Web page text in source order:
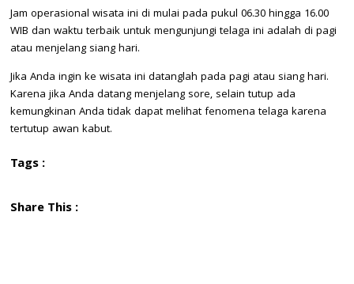
Jam operasional wisata ini di mulai pada pukul 06.30 hingga 16.00
WIB dan waktu terbaik untuk mengunjungi telaga ini adalah di pagi
atau menjelang siang hari.
Jika Anda ingin ke wisata ini datanglah pada pagi atau siang hari.
Karena jika Anda datang menjelang sore, selain tutup ada
kemungkinan Anda tidak dapat melihat fenomena telaga karena
tertutup awan kabut.
Tags :
Share This :